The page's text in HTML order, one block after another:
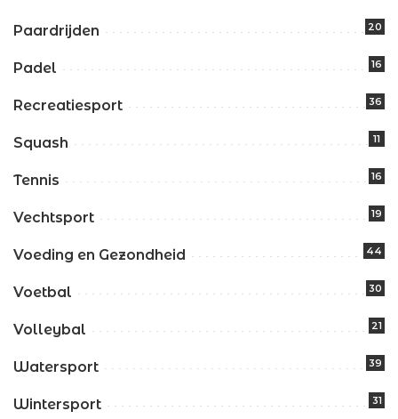
Paardrijden 20
Padel 16
Recreatiesport 36
Squash 11
Tennis 16
Vechtsport 19
Voeding en Gezondheid 44
Voetbal 30
Volleybal 21
Watersport 39
Wintersport 31